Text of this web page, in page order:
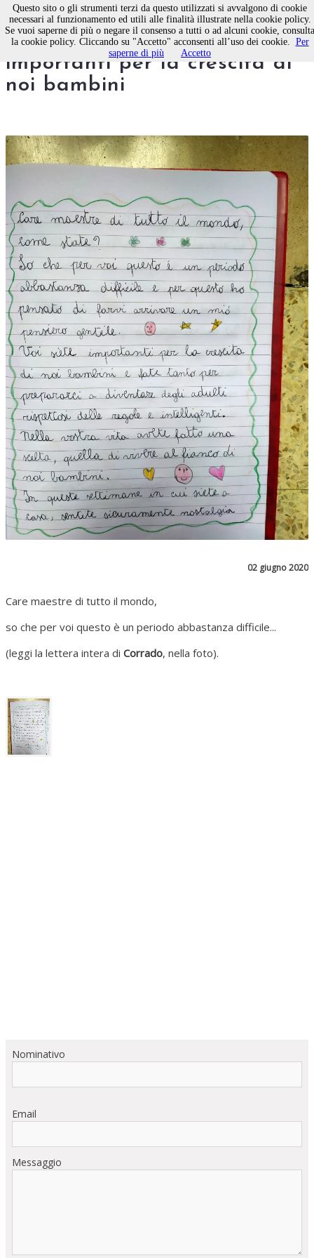
Care maestre, voi siete
importanti per la crescita di
noi bambini
02 giugno 2020
Care maestre di tutto il mondo,
so che per voi questo è un periodo abbastanza difficile...
(leggi la lettera intera di Corrado, nella foto).
Nominativo
Email
Messaggio
Questo sito o gli strumenti terzi da questo utilizzati si avvalgono di cookie
necessari al funzionamento ed utili alle finalità illustrate nella cookie policy.
Se vuoi saperne di più o negare il consenso a tutti o ad alcuni cookie, consulta
la cookie policy. Cliccando su "Accetto" acconsenti all’uso dei cookie. Per
saperne di più
Accetto